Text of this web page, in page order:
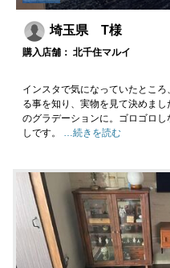
埼玉県 T様
購入店舗： 北千住マルイ
インスタで気になっていたとこ
る事を知り、実物を見て決めま
のグラデーションに。ゴロゴロ
しです。 …続きを読む